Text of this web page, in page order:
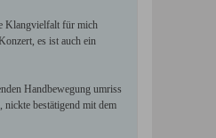
Klangvielfalt für mich
es ist auch ein
Handbewegung umriss
nickte bestätigend mit dem